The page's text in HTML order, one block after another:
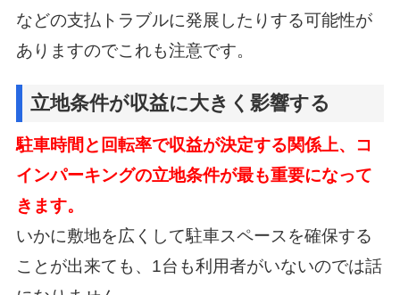
などの支払トラブルに発展したりする可能性が
ありますのでこれも注意です。
立地条件が収益に大きく影響する
駐車時間と回転率で収益が決定する関係上、コ
インパーキングの立地条件が最も重要になって
きます。
いかに敷地を広くして駐車スペースを確保する
ことが出来ても、1台も利用者がいないのでは話